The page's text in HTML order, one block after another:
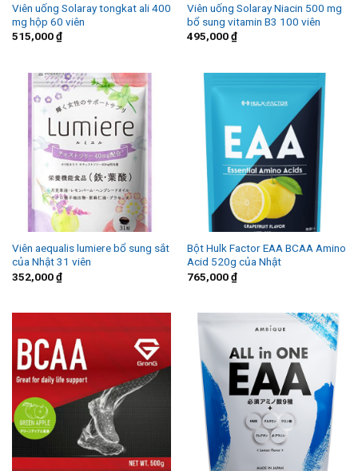
Viên uống Solaray tongkat ali 400
mg hộp 60 viên
515,000₫
Viên uống Solaray Niacin 500 mg
bổ sung vitamin B3 100 viên
495,000₫
Viên aequalis lumiere bổ sung sắt
của Nhật 31 viên
352,000₫
Bột Hulk Factor EAA BCAA Amino
Acid 520g của Nhật
765,000₫